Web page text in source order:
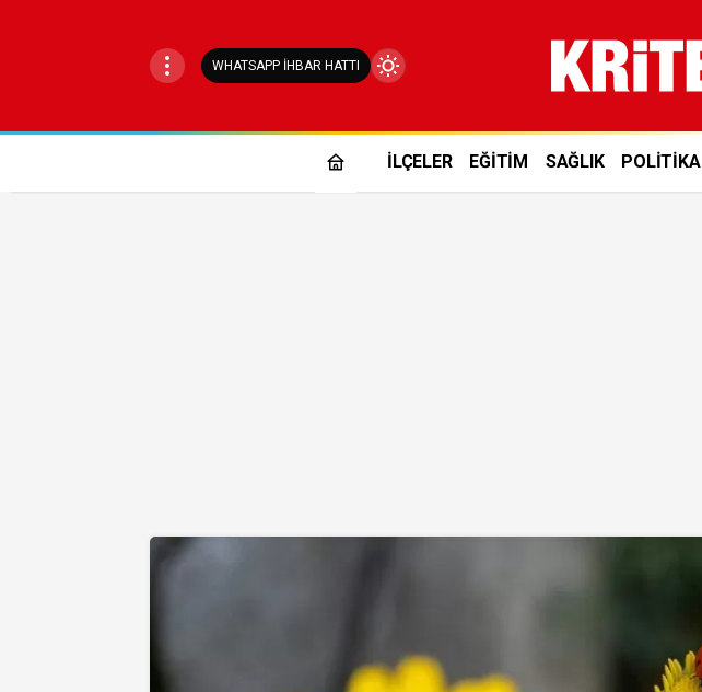
WHATSAPP İHBAR HATTI
Mod
İLÇELER EĞİTİM SAĞLIK POLİTİKA